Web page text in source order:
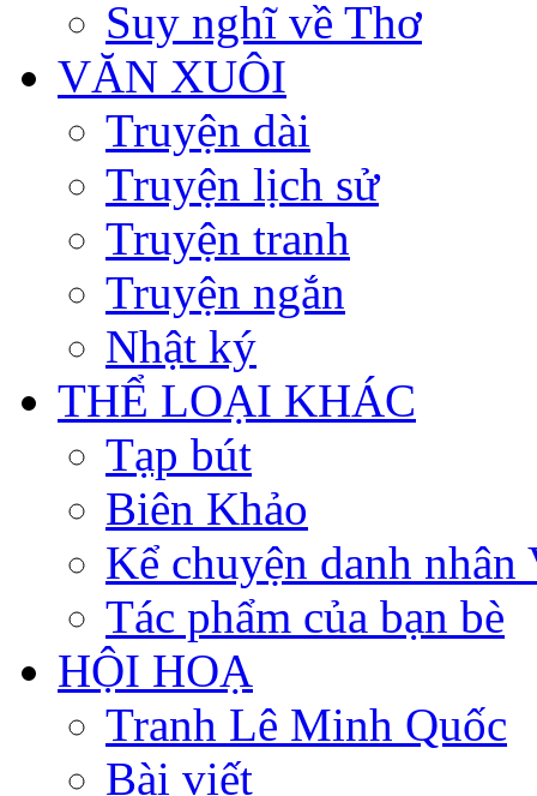
Suy nghĩ về Thơ
VĂN XUÔI
Truyện dài
Truyện lịch sử
Truyện tranh
Truyện ngắn
Nhật ký
THỂ LOẠI KHÁC
Tạp bút
Biên Khảo
Kể chuyện danh nhân
Tác phẩm của bạn bè
HỘI HOẠ
Tranh Lê Minh Quốc
Bài viết